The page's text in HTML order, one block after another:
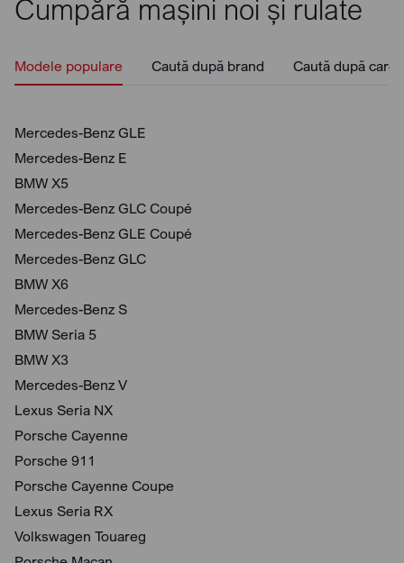
Cumpără mașini noi și rulate
Modele populare Caută după brand Caută după
Mercedes-Benz GLE
Mercedes-Benz E
BMW X5
Mercedes-Benz GLC Coupé
Mercedes-Benz GLE Coupé
Mercedes-Benz GLC
BMW X6
Mercedes-Benz S
BMW Seria 5
BMW X3
Mercedes-Benz V
Lexus Seria NX
Porsche Cayenne
Porsche 911
Porsche Cayenne Coupe
Lexus Seria RX
Volkswagen Touareg